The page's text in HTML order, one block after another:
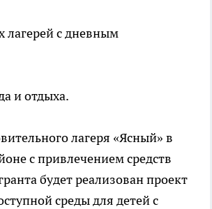
лагерей с дневным
и отдыха.
лагеря «Ясный» в
с привлечением средств
будет реализован проект
среды для детей с